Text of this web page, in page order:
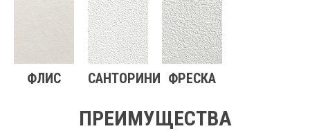
ФЛИС САНТОРИНИ ФРЕСКА
ПРЕИМУЩЕСТВА